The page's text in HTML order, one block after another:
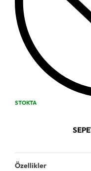
STOKTA
Özellikler